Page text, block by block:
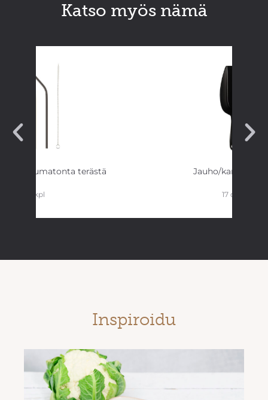
Katso myös nämä
ruostumatonta terästä
4 kpl
Jauho/
17 cm
Inspiroidu